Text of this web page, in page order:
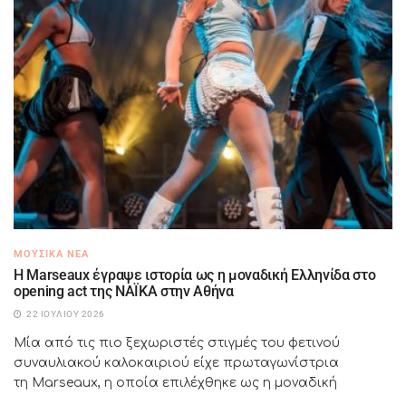
ΜΟΥΣΙΚΆ ΝΈΑ
H Marseaux έγραψε ιστορία ως η μοναδική Ελληνίδα στο
opening act της NAÏKA στην Αθήνα
22 ΙΟΥΛΊΟΥ 2026
Μία από τις πιο ξεχωριστές στιγμές του φετινού
συναυλιακού καλοκαιριού είχε πρωταγωνίστρια
τη Marseaux, η οποία επιλέχθηκε ως η μοναδική